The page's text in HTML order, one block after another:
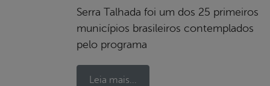
Serra Talhada foi um dos 25 primeiros
municípios brasileiros contemplados
pelo programa
Leia mais...